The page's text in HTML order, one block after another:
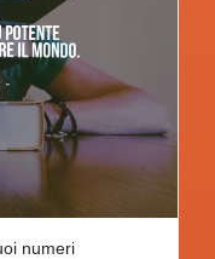
numeri